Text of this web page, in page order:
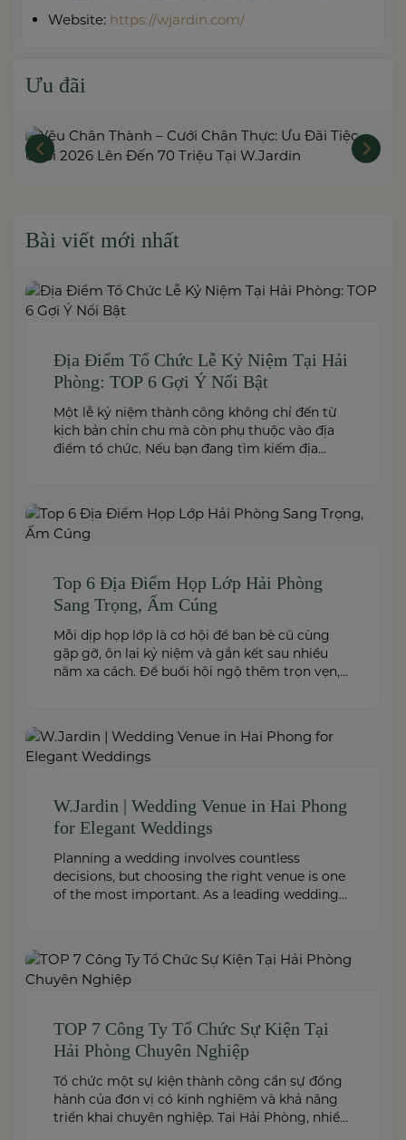
Website: https://wjardin.com/
Ưu đãi
Bài viết mới nhất
Địa Điểm Tổ Chức Lễ Kỷ Niệm Tại Hải
Phòng: TOP 6 Gợi Ý Nổi Bật
Một lễ kỷ niệm thành công không chỉ đến từ
kịch bản chỉn chu mà còn phụ thuộc vào địa
điểm tổ chức. Nếu bạn đang tìm kiếm địa
ứng nhiều quy mô sự kiện, đừng […]
Top 6 Địa Điểm Họp Lớp Hải Phòng
Sang Trọng, Ấm Cúng
Mỗi dịp họp lớp là cơ hội để bạn bè cũ cùng
gặp gỡ, ôn lại kỷ niệm và gắn kết sau nhiều
năm xa cách. Để buổi hội ngộ thêm trọn vẹn,
W.Jardin | Wedding Venue in Hai Phong
for Elegant Weddings
Planning a wedding involves countless
decisions, but choosing the right venue is one
of the most important. As a leading wedding
premium cuisine prepared under the ISO
22000:2018 food safety management system,
and dedicated event support to help couples
TOP 7 Công Ty Tổ Chức Sự Kiện Tại
Hải Phòng Chuyên Nghiệp
Tổ chức một sự kiện thành công cần sự đồng
hành của đơn vị có kinh nghiệm và khả năng
triển khai chuyên nghiệp. Tại Hải Phòng, nhiều